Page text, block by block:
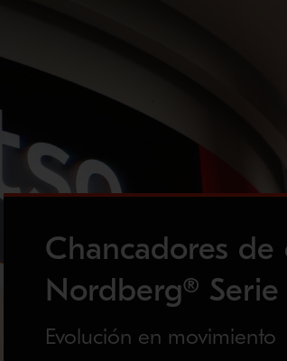
Chancadores de
Nordberg®
Evolución en movimiento